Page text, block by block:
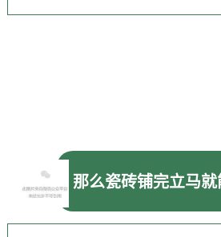
那么瓷砖铺完立马就